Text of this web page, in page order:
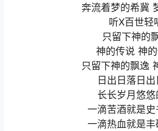
奔流着梦的希冀
听X百世轻
只留下神的
神的传说 神
只留下神的飘逸
日出日落日
长长岁月悠悠
一滴苦酒就是
一滴热血就是